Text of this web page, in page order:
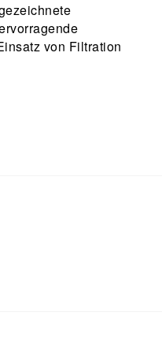
von Filtration